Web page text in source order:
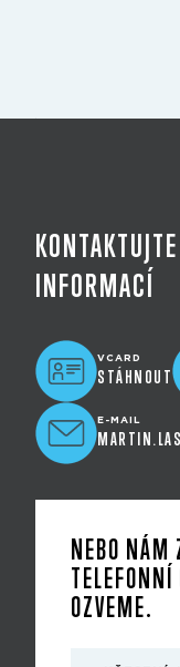
INFORMACÍ
VCARD
STÁHNOUT
E-MAIL
NEBO NÁM
OZVEME.